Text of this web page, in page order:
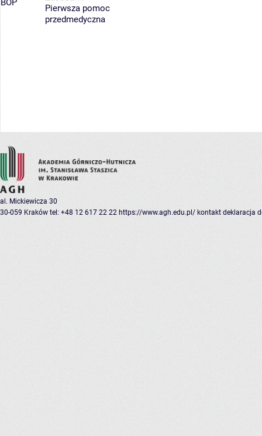
BOP
Pierwsza pomoc
przedmedyczna
al. Mickiewicza 30
30-059 Kraków tel: +48 12 617 22 22 https://www.agh.edu.pl/ kontakt deklaracja